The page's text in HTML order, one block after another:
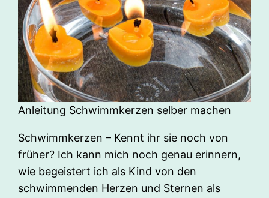
Anleitung Schwimmkerzen selber machen
Schwimmkerzen – Kennt ihr sie noch von
früher? Ich kann mich noch genau erinnern,
wie begeistert ich als Kind von den
schwimmenden Herzen und Sternen als